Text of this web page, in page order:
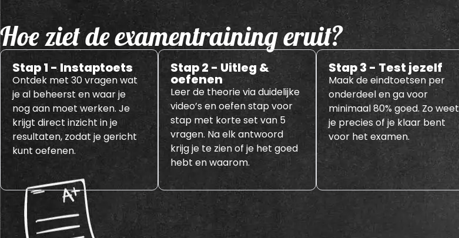
Hoe ziet de examentraining eruit?
Stap 1 - Instaptoets
Ontdek met 30 vragen wat
je al beheerst en waar je
nog aan moet werken. Je
krijgt direct inzicht in je
resultaten, zodat je gericht
kunt oefenen.
Stap 2 - Uitleg &
oefenen
Leer de theorie via duidelijke
video’s en oefen stap voor
stap met korte set van 5
vragen. Na elk antwoord
krijg je te zien of je het goed
hebt en waarom.
Stap 3 - Test jezelf
Maak de eindtoetsen per
onderdeel en ga voor
minimaal 80% goed. Zo weet
je precies of je klaar bent
voor het examen.